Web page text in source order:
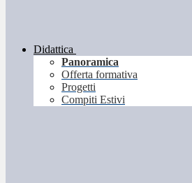
Didattica
Panoramica
Offerta formativa
Progetti
Compiti Estivi